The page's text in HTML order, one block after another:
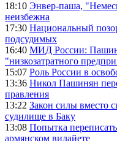
18:10 Энвер-паша,
неизбежна
17:30 Национальный
подсудимых
16:40 МИД России:
"низкозатратного
15:07 Роль России в
13:36 Никол Пашинян
правления
13:22 Закон силы вместо
судилище в Баку
13:08 Попытка
армянском вилайете